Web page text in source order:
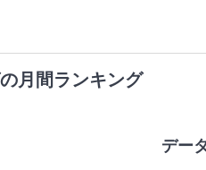
月間ランキング
デー